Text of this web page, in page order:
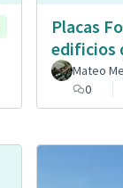
Placas
edificios
Mateo
0